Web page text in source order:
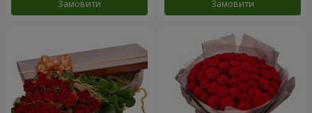
Замовити Замовити